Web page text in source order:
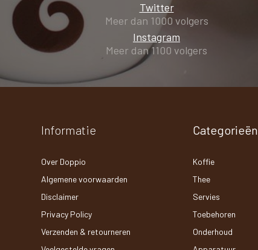
Twitter
Meer dan 1000 volgers
Instagram
Meer dan 1100 volgers
Informatie
Over Doppio
Algemene voorwaarden
Disclaimer
Privacy Policy
Verzenden & retourneren
Categorieën
Koffie
Thee
Servies
Toebehoren
Onderhoud